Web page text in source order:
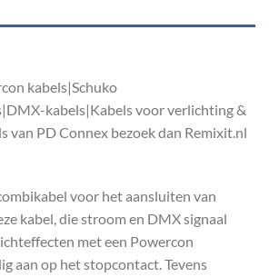
kabels|Schuko
kabels|Kabels voor verlichting &
van PD Connex bezoek dan Remixit.nl
voor het aansluiten van
kabel, die stroom en DMX signaal
met een Powercon
aan op het stopcontact. Tevens